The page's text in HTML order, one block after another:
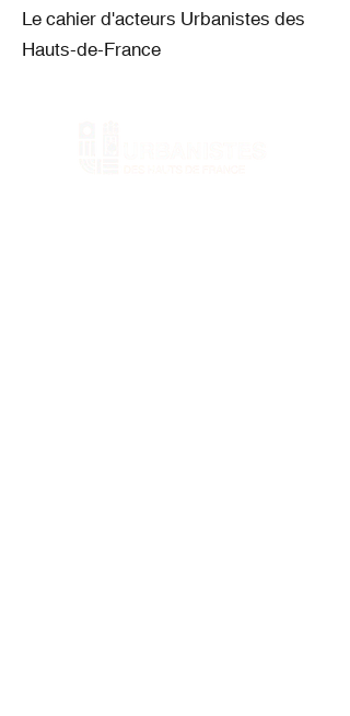
Le cahier d'acteurs Urbanistes des
Hauts-de-France